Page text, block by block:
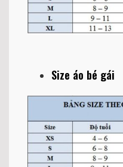
Size áo bé gái